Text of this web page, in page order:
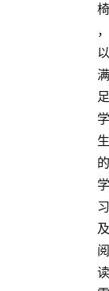
椅
，
以
满
足
学
生
的
学
习
及
阅
读